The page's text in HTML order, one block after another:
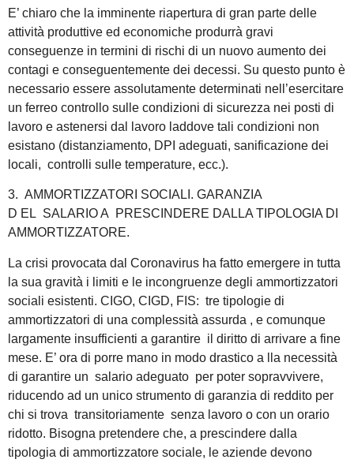
E’ chiaro che la imminente riapertura di gran parte delle
attività produttive ed economiche produrrà gravi
conseguenze in termini di rischi di un nuovo aumento dei
contagi e conseguentemente dei decessi. Su questo punto è
necessario essere assolutamente determinati nell’esercitare
un ferreo controllo sulle condizioni di sicurezza nei posti di
lavoro e astenersi dal lavoro laddove tali condizioni non
esistano (distanziamento, DPI adeguati, sanificazione dei
locali, controlli sulle temperature, ecc.).
3. AMMORTIZZATORI SOCIALI. GARANZIA
D EL SALARIO A PRESCINDERE DALLA TIPOLOGIA DI
AMMORTIZZATORE.
La crisi provocata dal Coronavirus ha fatto emergere in tutta
la sua gravità i limiti e le incongruenze degli ammortizzatori
sociali esistenti. CIGO, CIGD, FIS: tre tipologie di
ammortizzatori di una complessità assurda , e comunque
largamente insufficienti a garantire il diritto di arrivare a fine
mese. E’ ora di porre mano in modo drastico a lla necessità
di garantire un salario adeguato per poter sopravvivere,
riducendo ad un unico strumento di garanzia di reddito per
chi si trova transitoriamente senza lavoro o con un orario
ridotto. Bisogna pretendere che, a prescindere dalla
tipologia di ammortizzatore sociale, le aziende devono